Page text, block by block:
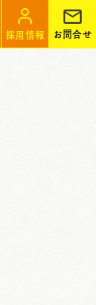
採用情報 お問合せ